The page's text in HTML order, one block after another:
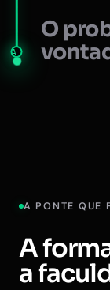
A
O
A PONTE QUE
A
a